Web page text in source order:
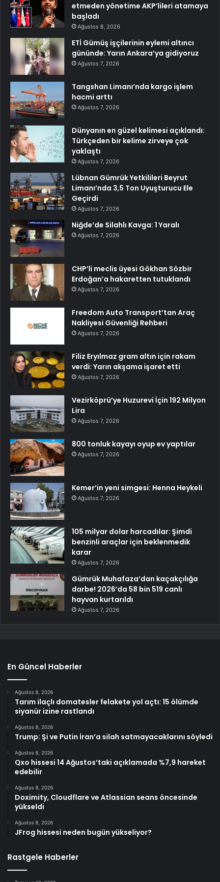
etmeden yönetime AKP’lileri atamaya
başladı
Ağustos 8, 2026
ETİ Gümüş işçilerinin eylemi altıncı
gününde: Yarın Ankara’ya gidiyoruz
Ağustos 7, 2026
Tangshan Limanı’nda kargo işlem
hacmi arttı
Ağustos 7, 2026
Dünyanın en güzel kelimesi açıklandı:
Türkçeden bir kelime zirveye çok
yaklaştı
Ağustos 7, 2026
Lübnan Gümrük Yetkilileri Beyrut
Limanı’nda 3,5 Ton Uyuşturucu Ele
Geçirdi
Ağustos 7, 2026
Niğde’de Silahlı Kavga: 1 Yaralı
Ağustos 7, 2026
CHP’li meclis üyesi Gökhan Sözbir
Erdoğan’a hakaretten tutuklandı
Ağustos 7, 2026
Freedom Auto Transport’tan Araç
Nakliyesi Güvenliği Rehberi
Ağustos 7, 2026
Filiz Eryılmaz gram altın için rakam
verdi: Yarın akşama işaret etti
Ağustos 7, 2026
Vezirköprü’ye Huzurevi İçin 192 Milyon
Lira
Ağustos 7, 2026
800 tonluk kayayı oyup ev yaptılar
Ağustos 7, 2026
Kemer’in yeni simgesi: Henna Heykeli
Ağustos 7, 2026
105 milyar dolar harcadılar: Şimdi
benzinli araçlar için beklenmedik
karar
Ağustos 7, 2026
Gümrük Muhafaza’dan kaçakçılığa
darbe! 2026’da 58 bin 519 canlı
hayvan kurtarıldı
Ağustos 7, 2026
En Güncel Haberler
Ağustos 8, 2026
Tarım ilaçlı domatesler felakete yol açtı: 15 ölümde
siyanür izine rastlandı
Ağustos 8, 2026
Trump: Şi ve Putin İran’a silah satmayacaklarını söyledi
Ağustos 8, 2026
Qxo hissesi 14 Ağustos’taki açıklamada %7,9 hareket
edebilir
Ağustos 8, 2026
Doximity, Cloudflare ve Atlassian seans öncesinde
yükseldi
Ağustos 8, 2026
JFrog hissesi neden bugün yükseliyor?
Rastgele Haberler